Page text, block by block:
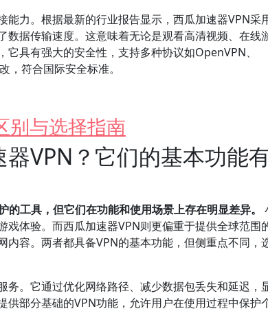
力。根据最新的行业报告显示，西瓜加速器VPN采
据传输速度。这意味着无论是观看高清视频、在线
具有强大的安全性，支持多种协议如OpenVPN、
符合国际安全标准。
别与选择指南
VPN？它们的基本功能
工具，但它们在功能和使用场景上存在明显差异。
体验。而西瓜加速器VPN则更偏重于提供全球范围
容。两者都具备VPN的基本功能，但侧重点不同，
。它通过优化网络路径、减少数据包丢失和延迟，
部分基础的VPN功能，允许用户在使用过程中保护